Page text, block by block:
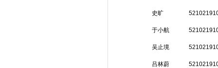
史旷
于小航
吴止境
吕林蔚